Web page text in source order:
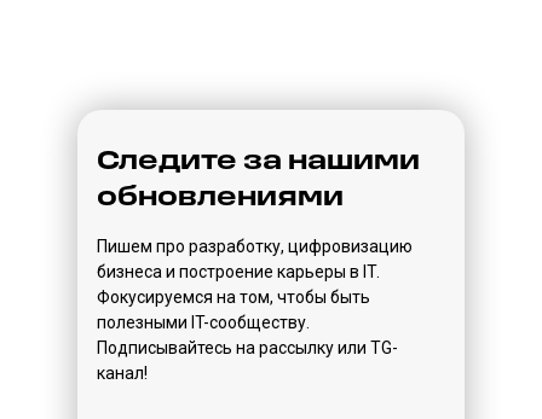
Следите за нашими
обновлениями
Пишем про разработку, цифровизацию
бизнеса и построение карьеры в IT.
Фокусируемся на том, чтобы быть
полезными IT-сообществу.
Подписывайтесь на рассылку или TG-
канал!